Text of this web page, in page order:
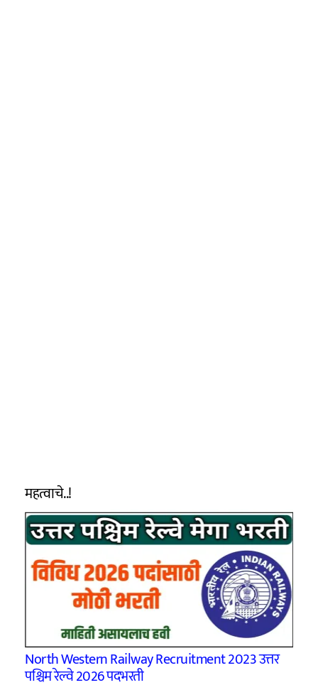
महत्वाचे..!
North Western Railway Recruitment 2023 उत्तर
पश्चिम रेल्वे 2026 पदभरती